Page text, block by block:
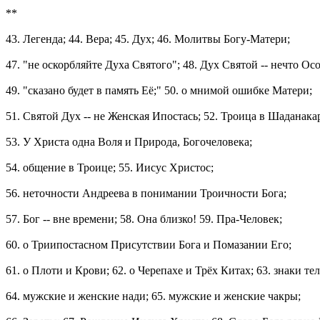
**
43. Легенда; 44. Вера; 45. Дух; 46. Молитвы Богу-Матери;
47. "не оскорбляйте Духа Святого"; 48. Дух Святой -- нечто
49. "сказано будет в память Её;" 50. о мнимой ошибке Матери;
51. Святой Дух -- не Женская Ипостась; 52. Троица в
53. У Христа одна Воля и Природа, Богочеловека;
54. общение в Троице; 55. Иисус Христос;
56. неточности Андреева в понимании Троичности Бога;
57. Бог -- вне времени; 58. Она близко! 59. Пра-Человек;
60. о Триипостасном Присутствии Бога и Помазании Его;
61. о Плоти и Крови; 62. о Черепахе и Трёх Китах; 63. знаки
64. мужские и женские нади; 65. мужские и женские чакры;